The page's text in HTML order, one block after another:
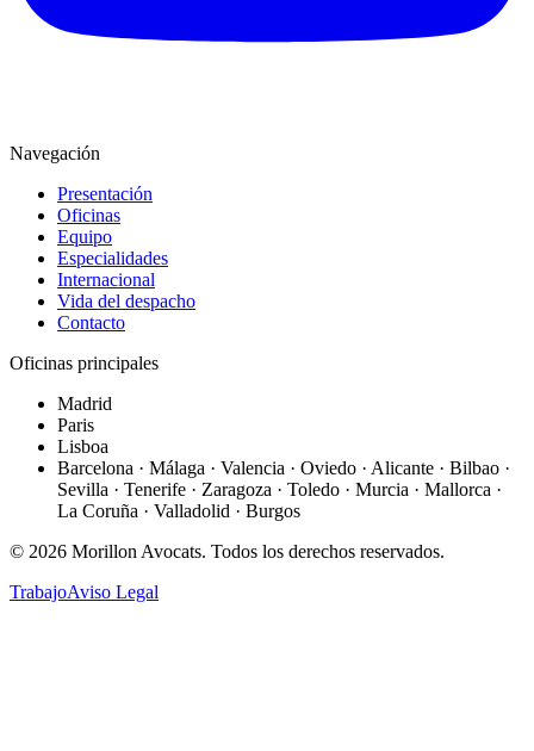
Navegación
Presentación
Oficinas
Equipo
Especialidades
Internacional
Vida del despacho
Contacto
Oficinas principales
Madrid
Paris
Lisboa
Barcelona · Málaga · Valencia · Oviedo · Alicante · Bilbao ·
Sevilla · Tenerife · Zaragoza · Toledo · Murcia · Mallorca ·
La Coruña · Valladolid · Burgos
© 2026 Morillon Avocats. Todos los derechos reservados.
TrabajoAviso Legal